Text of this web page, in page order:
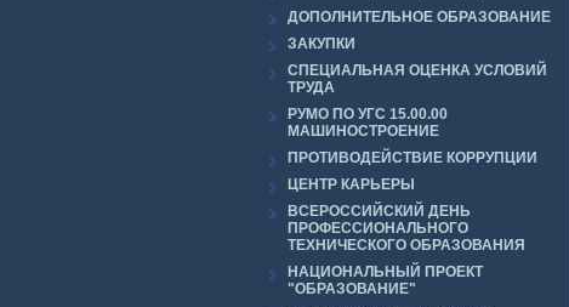
ДОПОЛНИТЕЛЬНОЕ ОБРАЗОВАНИЕ
ЗАКУПКИ
СПЕЦИАЛЬНАЯ ОЦЕНКА УСЛОВИЙ
ТРУДА
РУМО ПО УГС 15.00.00
МАШИНОСТРОЕНИЕ
ПРОТИВОДЕЙСТВИЕ КОРРУПЦИИ
ЦЕНТР КАРЬЕРЫ
ВСЕРОССИЙСКИЙ ДЕНЬ
ПРОФЕССИОНАЛЬНОГО
ТЕХНИЧЕСКОГО ОБРАЗОВАНИЯ
НАЦИОНАЛЬНЫЙ ПРОЕКТ
"ОБРАЗОВАНИЕ"